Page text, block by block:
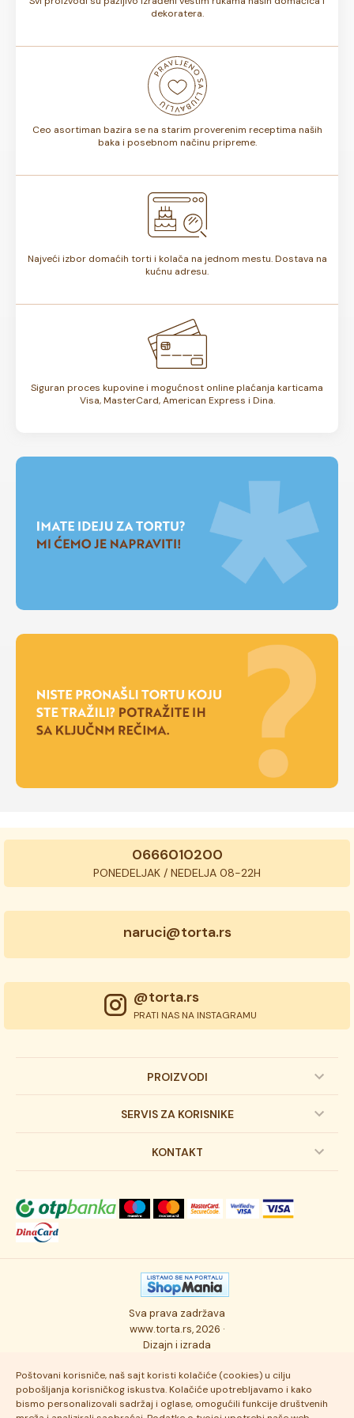
dekoratera.
Ceo asortiman bazira se na starim proverenim receptima naših
baka i posebnom načinu pripreme.
Najveći izbor domaćih torti i kolača na jednom mestu. Dostava na
kućnu adresu.
Siguran proces kupovine i mogućnost online plaćanja karticama
Visa, MasterCard, American Express i Dina.
Poštovani korisniče, naš sajt koristi kolačiće (cookies) u cilju
pobošljanja korisničkog iskustva. Kolačiće upotrebljavamo i kako
bismo personalizovali sadržaj i oglase, omogućili funkcije društvenih
0666010200
PONEDELJAK / NEDELJA 08-22H
naruci@torta.rs
@torta.rs
PRATI NAS NA INSTAGRAMU
PROIZVODI
Dečije torte
Svadbene torte
Torta klasici
Osmisli tortu
Ukusi torti
SERVIS ZA KORISNIKE
Prijava na newsletter
Dostava robe
Autorska prava
Politika privatnosti
Najčešće postavljana pitanja
KONTAKT
Novosti
Posao
Kontakt
Sva prava zadržava
www.torta.rs, 2026 ·
Dizajn i izrada